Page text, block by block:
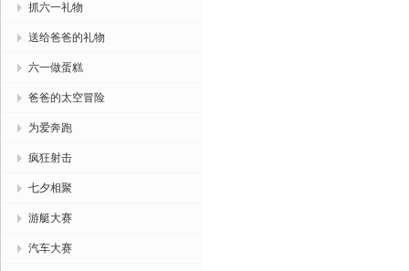
抓六一礼物
送给爸爸的礼物
六一做蛋糕
爸爸的太空冒险
为爱奔跑
疯狂射击
七夕相聚
游艇大赛
汽车大赛